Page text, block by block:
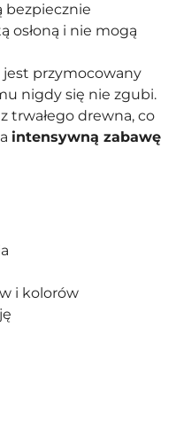
bezpiecznie
osłoną i nie mogą
jest przymocowany
nigdy się nie zgubi.
trwałego drewna, co
intensywną zabawę
i kolorów